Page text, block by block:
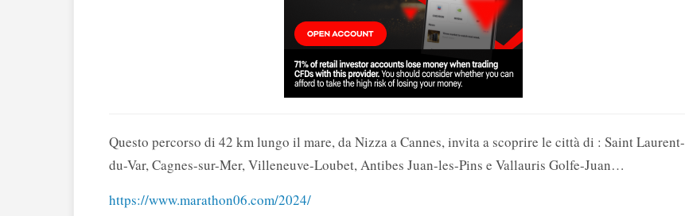
Questo percorso di 42 km lungo il mare, da Nizza a Cannes, invita a scoprire le città di : Saint Laurent-
du-Var, Cagnes-sur-Mer, Villeneuve-Loubet, Antibes Juan-les-Pins e Vallauris Golfe-Juan…
https://www.marathon06.com/2024/